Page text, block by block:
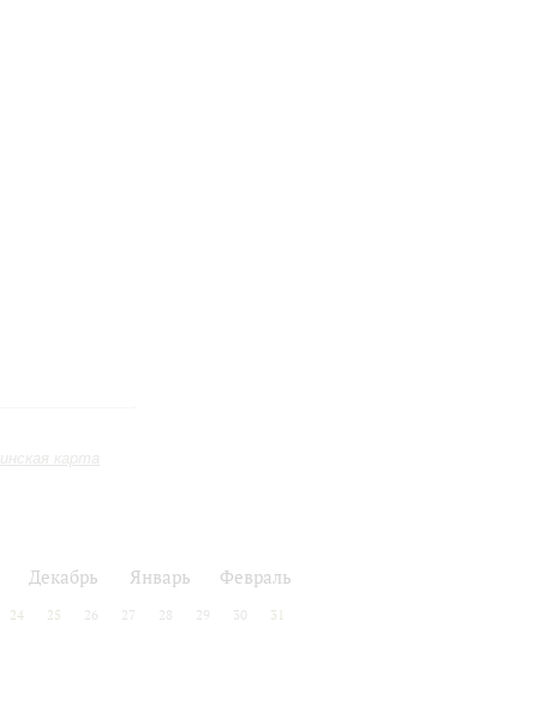
карта
Декабрь Январь Февраль
24 25 26 27 28 29 30 31